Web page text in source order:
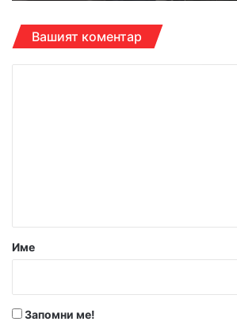
Вашият коментар
р
Име
Запомни ме!